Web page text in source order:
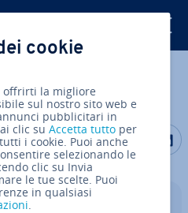
i servizi e
Condividi
cookie
offrirti la migliore
sul nostro sito web e
pubblicitari in
clic suAccetta tutto per
i cookie. Puoi anche
selezionando le
clic su Invia
le tue scelte. Puoi
in qualsiasi
.